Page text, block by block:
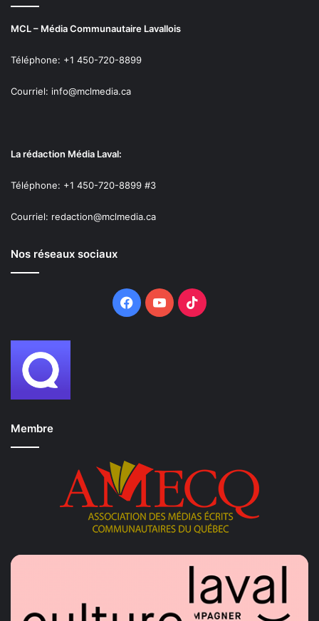
MCL – Média Communautaire Lavallois
Téléphone: +1 450-720-8899
Courriel: info@mclmedia.ca
La rédaction Média Laval:
Téléphone: +1 450-720-8899 #3
Courriel: redaction@mclmedia.ca
Nos réseaux sociaux
Facebook
YouTubeTikTok
Membre